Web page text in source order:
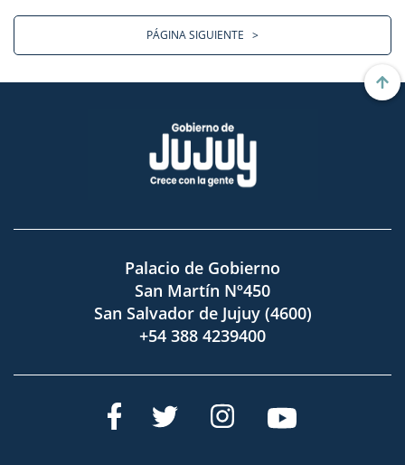
PÁGINA SIGUIENTE >
Palacio de Gobierno
San Martín Nº450
San Salvador de Jujuy (4600)
+54 388 4239400